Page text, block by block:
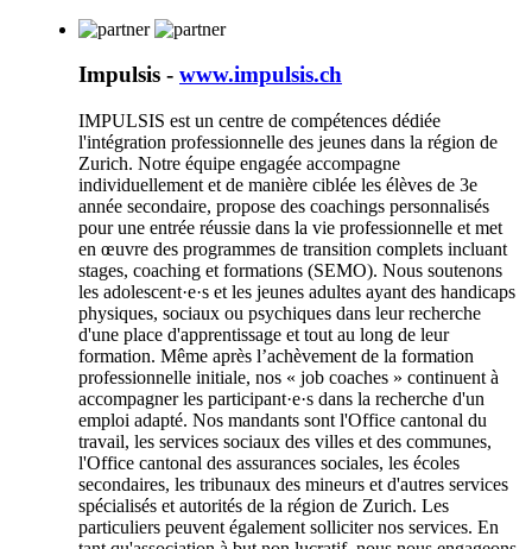
Impulsis - www.impulsis.ch
IMPULSIS est un centre de compétences dédiée
l'intégration professionnelle des jeunes dans la région de
Zurich. Notre équipe engagée accompagne
individuellement et de manière ciblée les élèves de 3e
année secondaire, propose des coachings personnalisés
pour une entrée réussie dans la vie professionnelle et met
en œuvre des programmes de transition complets incluant
stages, coaching et formations (SEMO). Nous soutenons
les adolescent·e·s et les jeunes adultes ayant des handicaps
physiques, sociaux ou psychiques dans leur recherche
d'une place d'apprentissage et tout au long de leur
formation. Même après l’achèvement de la formation
professionnelle initiale, nos « job coaches » continuent à
accompagner les participant·e·s dans la recherche d'un
emploi adapté. Nos mandants sont l'Office cantonal du
travail, les services sociaux des villes et des communes,
l'Office cantonal des assurances sociales, les écoles
secondaires, les tribunaux des mineurs et d'autres services
spécialisés et autorités de la région de Zurich. Les
particuliers peuvent également solliciter nos services. En